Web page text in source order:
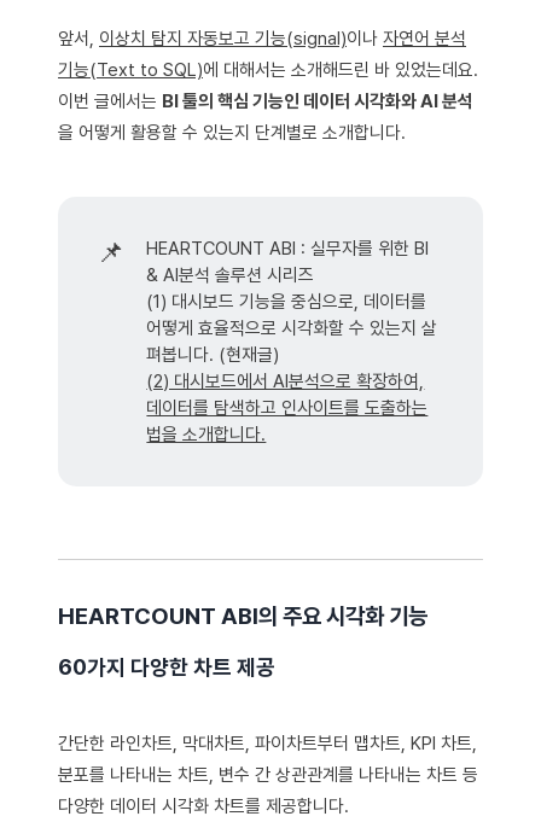
앞서, 이상치 탐지 자동보고 기능(signal)이나 자연어 분석
기능(Text to SQL)에 대해서는 소개해드린 바 있었는데요.
이번 글에서는 BI 툴의 핵심 기능인 데이터 시각화와 AI 분석
을 어떻게 활용할 수 있는지 단계별로 소개합니다.
📌
HEARTCOUNT ABI : 실무자를 위한 BI
& AI분석 솔루션 시리즈
(1) 대시보드 기능을 중심으로, 데이터를
어떻게 효율적으로 시각화할 수 있는지 살
펴봅니다. (현재글)
(2) 대시보드에서 AI분석으로 확장하여,
데이터를 탐색하고 인사이트를 도출하는
법을 소개합니다.
HEARTCOUNT ABI의 주요 시각화 기능
60가지 다양한 차트 제공
간단한 라인차트, 막대차트, 파이차트부터 맵차트, KPI 차트,
분포를 나타내는 차트, 변수 간 상관관계를 나타내는 차트 등
다양한 데이터 시각화 차트를 제공합니다.